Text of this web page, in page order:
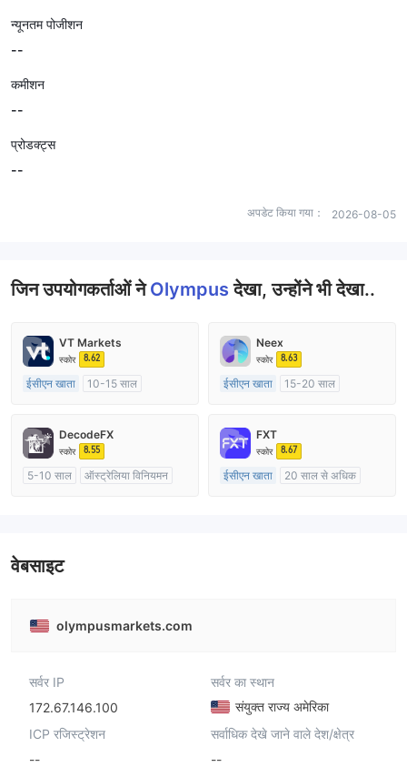
न्यूनतम पोजीशन
--
कमीशन
--
प्रोडक्ट्स
--
अपडेट किया गया： 2026-08-05
जिन उपयोगकर्ताओं नेOlympusदेखा, उन्होंने भी देखा..
VT Markets
स्कोर 8.62
ईसीएन खाता
10-15 साल
मार्केट मेकिंग (एमएम)
मुख्य-लेबल MT4
Neex
स्कोर 8.63
ईसीएन खाता
15-20 साल
मार्केट मेकिंग (एमएम)
मुख्य-लेबल MT4
DecodeFX
स्कोर 8.55
5-10 साल
ऑस्ट्रेलिया विनियमन
FXT
स्कोर 8.67
ईसीएन खाता
20 साल से अधिक
वेबसाइट
olympusmarkets.com
सर्वर IP
172.67.146.100
सर्वर का स्थान
संयुक्त राज्य अमेरिका
ICP रजिस्ट्रेशन
--
सर्वाधिक देखे जाने वाले देश/क्षेत्र
--